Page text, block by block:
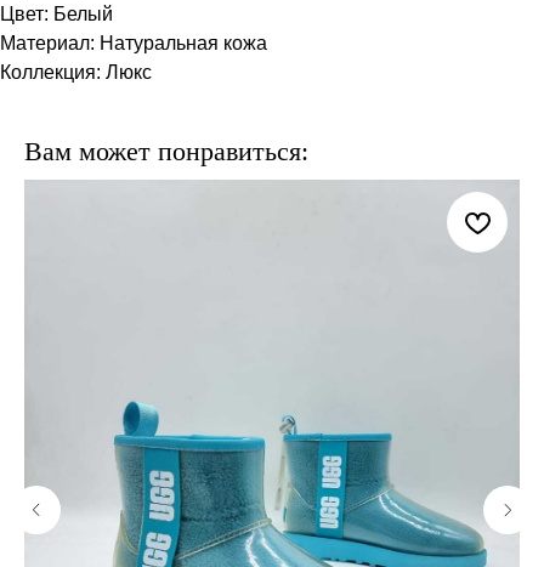
Цвет: Белый
Материал: Натуральная кожа
Коллекция: Люкс
Вам может понравиться: